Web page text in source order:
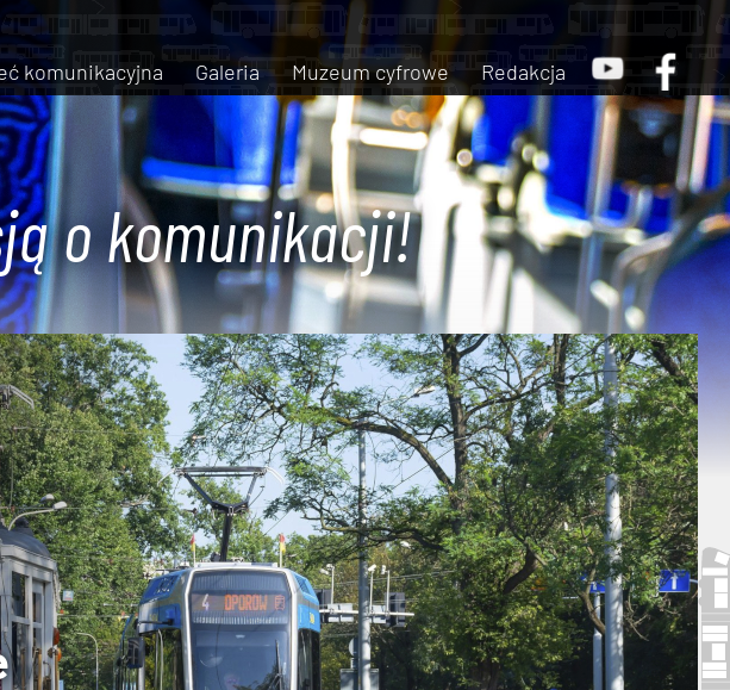
komunikacyjna Galeria Muzeum cyfrowe Redakcja
o komunikacji!